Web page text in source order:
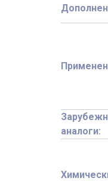
аналоги: